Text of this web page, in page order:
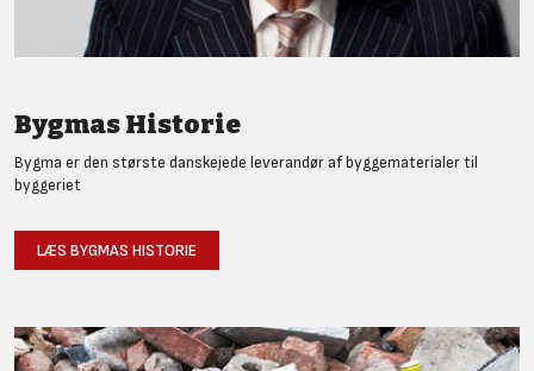
Bygmas Historie
Bygma er den største danskejede leverandør af byggematerialer til
byggeriet
LÆS BYGMAS HISTORIE